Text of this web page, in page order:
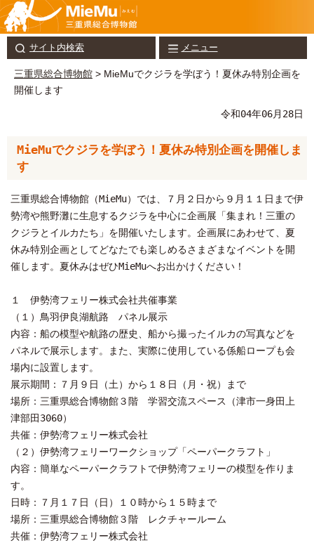
サイト内検索 メニュー
三重県総合博物館 > MieMuでクジラを学ぼう！夏休み特別企画を
開催します
令和04年06月28日
MieMuでクジラを学ぼう！夏休み特別企画を開催しま
す
三重県総合博物館（MieMu）では、７月２日から９月１１日まで伊
勢湾や熊野灘に生息するクジラを中心に企画展「集まれ！三重の
クジラとイルカたち」を開催いたします。企画展にあわせて、夏
休み特別企画としてどなたでも楽しめるさまざまなイベントを開
催します。夏休みはぜひMieMuへお出かけください！
１ 伊勢湾フェリー株式会社共催事業
（１）鳥羽伊良湖航路 パネル展示
内容：船の模型や航路の歴史、船から撮ったイルカの写真などを
パネルで展示します。また、実際に使用している係船ロープも会
場内に設置します。
展示期間：７月９日（土）から１８日（月・祝）まで
場所：三重県総合博物館３階 学習交流スペース（津市一身田上
津部田3060）
共催：伊勢湾フェリー株式会社
（２）伊勢湾フェリーワークショップ「ペーパークラフト」
内容：簡単なペーパークラフトで伊勢湾フェリーの模型を作りま
す。
日時：７月１７日（日）１０時から１５時まで
場所：三重県総合博物館３階 レクチャールーム
共催：伊勢湾フェリー株式会社